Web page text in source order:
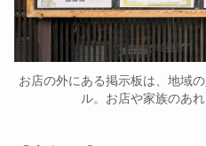
お店の外にある掲示板は、地域
ル。お店や家族のあ